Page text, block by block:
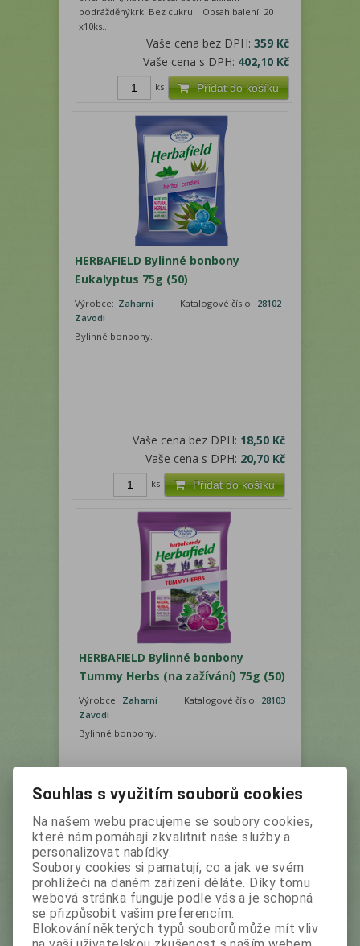
podrážděnýkrk. Bez cukru. Obsah balení: 20
x10ks...
Vaše cena bez DPH:359 Kč
Vaše cena s DPH: 402,10 Kč
Přidat do košíku
ks
HERBAFIELD Bylinné bonbony
Eukalyptus 75g (50)
Výrobce: Zaharni
Zavodi
Katalogové číslo: 28102
Bylinné bonbony.
Vaše cena bez DPH: 18,50 Kč
Vaše cena s DPH: 20,70 Kč
Přidat do košíku
ks
HERBAFIELD Bylinné bonbony
Tummy Herbs (na zažívání) 75g (50)
Výrobce: Zaharni
Zavodi
Katalogové číslo: 28103
Bylinné bonbony.
Vaše cena bez DPH:18,50 Kč
Vaše cena s DPH:
Přidat do košíku
ks
Souhlas s využitím souborů cookies
Na našem webu pracujeme se soubory cookies,
které nám pomáhají zkvalitnit naše služby a
personalizovat nabídky.
Soubory cookies si pamatují, co a jak ve svém
prohlížeči na daném zařízení děláte. Díky tomu
webová stránka funguje podle vás a je schopná
se přizpůsobit vašim preferencím.
Blokování některých typů souborů může mít vliv